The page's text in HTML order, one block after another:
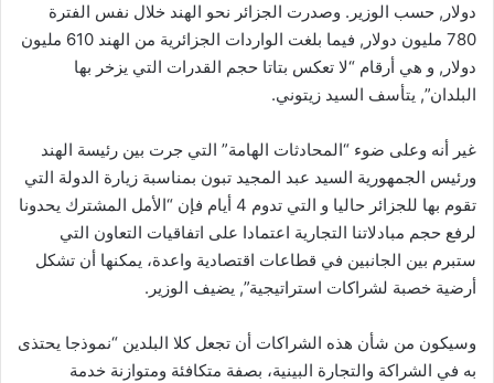
دولار, حسب الوزير. وصدرت الجزائر نحو الهند خلال نفس الفترة
780 مليون دولار, فيما بلغت الواردات الجزائرية من الهند 610 مليون
دولار, و هي أرقام “لا تعكس بتاتا حجم القدرات التي يزخر بها
البلدان”, يتأسف السيد زيتوني.
غير أنه وعلى ضوء “المحادثات الهامة” التي جرت بين رئيسة الهند
ورئيس الجمهورية السيد عبد المجيد تبون بمناسبة زيارة الدولة التي
تقوم بها للجزائر حاليا و التي تدوم 4 أيام فإن “الأمل المشترك يحدونا
لرفع حجم مبادلاتنا التجارية اعتمادا على اتفاقيات التعاون التي
ستبرم بين الجانبين في قطاعات اقتصادية واعدة، يمكنها أن تشكل
أرضية خصبة لشراكات استراتيجية”, يضيف الوزير.
وسيكون من شأن هذه الشراكات أن تجعل كلا البلدين “نموذجا يحتذى
به في الشراكة والتجارة البينية، بصفة متكافئة ومتوازنة خدمة